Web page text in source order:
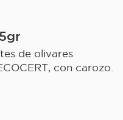
de olivares
con carozo.